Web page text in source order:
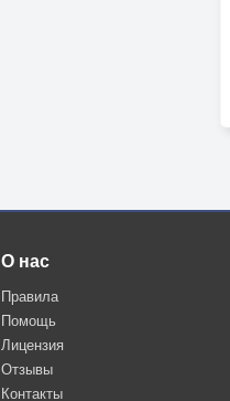
О нас
Правила
Помощь
Лицензия
Отзывы
Контакты